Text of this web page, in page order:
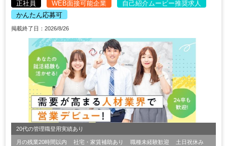
正社員 WEB面接可能企業
自己紹介ムービー推奨求人
かんたん応募可
掲載終了日：2026/8/26
20代の管理職登用実績あり
月の残業20時間以内 社宅・家賃補助あり 職種未経験歓迎
土日祝休み